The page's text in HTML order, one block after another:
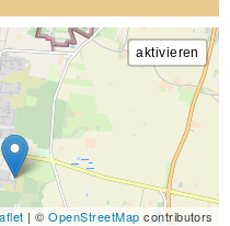
| ©OpenStreetMap contributors